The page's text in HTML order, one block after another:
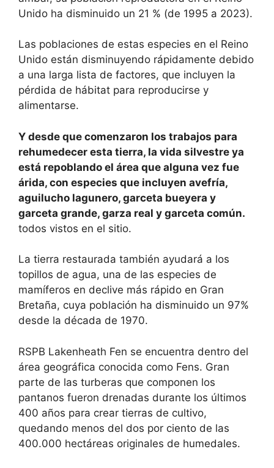
Unido ha disminuido un 21 % (de 1995 a 2023).
Las poblaciones de estas especies en el Reino
Unido están disminuyendo rápidamente debido
a una larga lista de factores, que incluyen la
pérdida de hábitat para reproducirse y
alimentarse.
Y desde que comenzaron los trabajos para
rehumedecer esta tierra, la vida silvestre ya
está repoblando el área que alguna vez fue
árida, con especies que incluyen avefría,
aguilucho lagunero, garceta bueyera y
garceta grande, garza real y garceta común.
todos vistos en el sitio.
La tierra restaurada también ayudará a los
topillos de agua, una de las especies de
mamíferos en declive más rápido en Gran
Bretaña, cuya población ha disminuido un 97%
desde la década de 1970.
RSPB Lakenheath Fen se encuentra dentro del
área geográfica conocida como Fens. Gran
parte de las turberas que componen los
pantanos fueron drenadas durante los últimos
400 años para crear tierras de cultivo,
quedando menos del dos por ciento de las
400.000 hectáreas originales de humedales.